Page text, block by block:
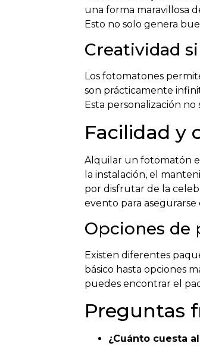
una forma maravillosa
Esto no solo genera
Creatividad
Los fotomatones
son prácticamente
Esta personalización
Facilidad y
Alquilar un fotomatón
la instalación, el
por disfrutar de la
evento para
Opciones de
Existen diferentes
básico hasta opciones
puedes encontrar el
Preguntas
¿Cuánto cuesta